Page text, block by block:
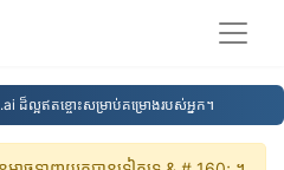
ដ៏ល្អឥតខ្ចោះសម្រាប់គម្រោងរបស់អ្នក។